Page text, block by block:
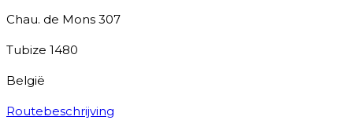
Chau. de Mons 307
Tubize 1480
België
Routebeschrijving